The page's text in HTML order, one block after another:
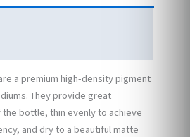
a premium high-density pigment
They provide great
bottle, thin evenly to achieve
and dry to a beautiful matte